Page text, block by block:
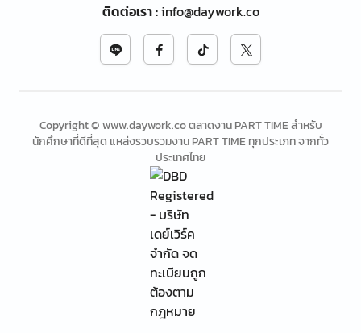
ติดต่อเรา:info@daywork.co
Copyright © www.daywork.co ตลาดงาน PART TIME สำหรับ
นักศึกษาที่ดีที่สุด แหล่งรวบรวมงาน PART TIME ทุกประเภท จากทั่ว
ประเทศไทย